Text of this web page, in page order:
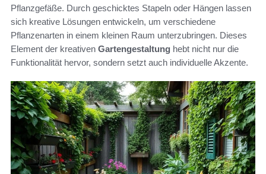
Pflanzgefäße. Durch geschicktes Stapeln oder Hängen lassen
sich kreative Lösungen entwickeln, um verschiedene
Pflanzenarten in einem kleinen Raum unterzubringen. Dieses
Element der kreativen Gartengestaltung hebt nicht nur die
Funktionalität hervor, sondern setzt auch individuelle Akzente.